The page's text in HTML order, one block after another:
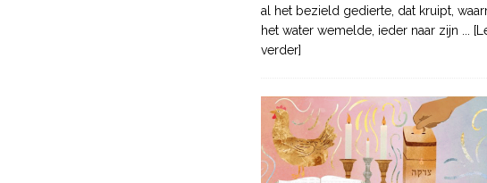
al het bezield gedierte, dat kruipt,
het water wemelde, ieder naar zijn ...
verder]